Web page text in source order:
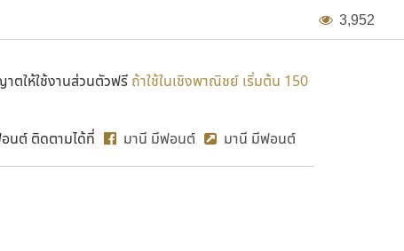
3,952
ตให้ใช้งานส่วนตัวฟรี ถ้าใช้ในเชิงพาณิชย์ เริ่มต้น 150
นต์ ติดตามได้ที่ มานี มีฟอนต์ มานี มีฟอนต์